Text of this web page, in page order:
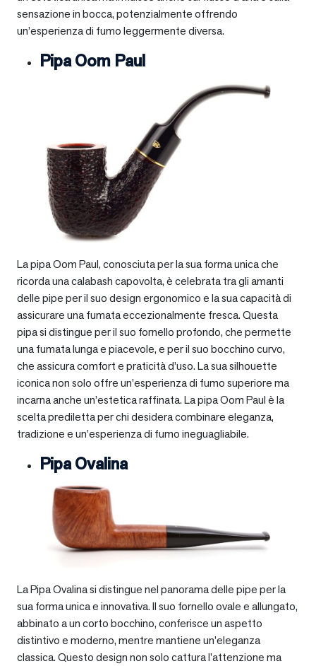
sensazione in bocca, potenzialmente offrendo
un’esperienza di fumo leggermente diversa.
Pipa Oom Paul
La pipa Oom Paul, conosciuta per la sua forma unica che
ricorda una calabash capovolta, è celebrata tra gli amanti
delle pipe per il suo design ergonomico e la sua capacità di
assicurare una fumata eccezionalmente fresca. Questa
pipa si distingue per il suo fornello profondo, che permette
una fumata lunga e piacevole, e per il suo bocchino curvo,
che assicura comfort e praticità d’uso. La sua silhouette
iconica non solo offre un’esperienza di fumo superiore ma
incarna anche un’estetica raffinata. La pipa Oom Paul è la
scelta prediletta per chi desidera combinare eleganza,
tradizione e un’esperienza di fumo ineguagliabile.
Pipa Ovalina
La Pipa Ovalina si distingue nel panorama delle pipe per la
sua forma unica e innovativa. Il suo fornello ovale e allungato,
abbinato a un corto bocchino, conferisce un aspetto
distintivo e moderno, mentre mantiene un’eleganza
classica. Questo design non solo cattura l’attenzione ma